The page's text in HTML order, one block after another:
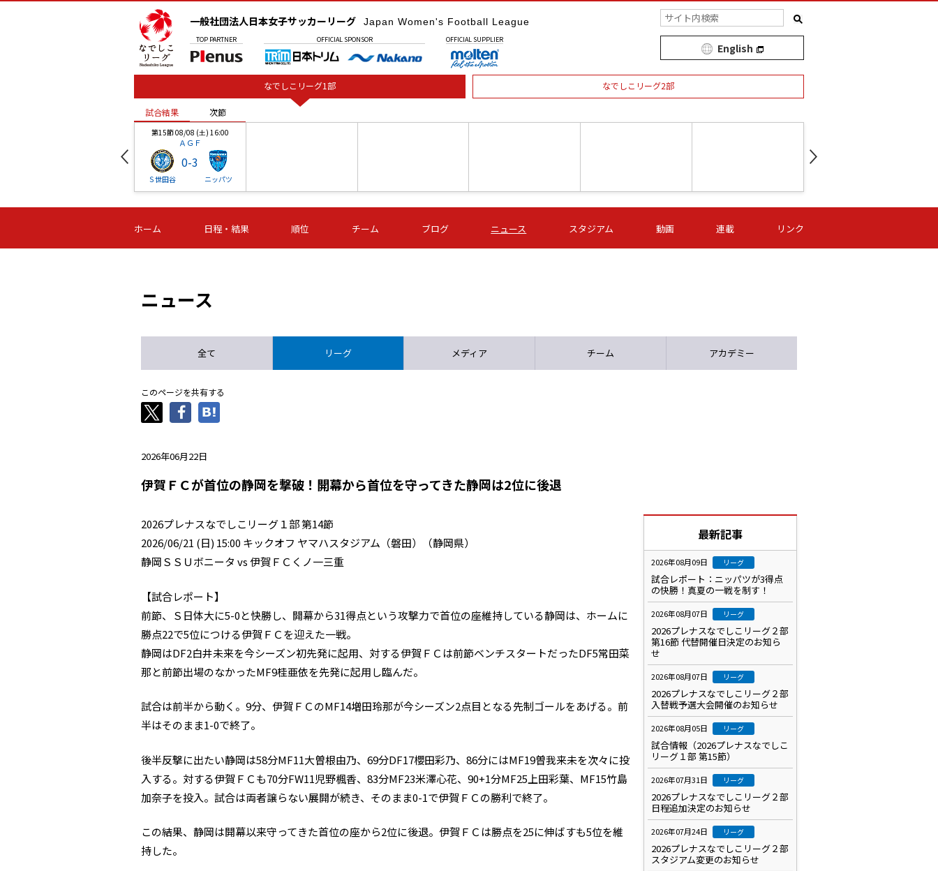
一般社団法人日本女子サッカーリーグ Japan Women's Football League
TOP PARTNER OFFICIAL SPONSOR OFFICIAL SUPPLIER
English
なでしこリーグ1部 なでしこリーグ2部
試合結果 次節
第15節 08/08 (土) 16:00
ＡＧＦ
Ｓ世田谷
0-3
ニッパツ
-
第16節 09/05 (土) 15:00
ニッパツ
-
第16節 09/05 (土) 15:00
石人の星
-
第16節 09/05 (土) 16:00
ＡＧＦ
-
いちご
-
第16節 09/06 (日) 15:00
-
第16節 09/06 (日) 15:00
- -
試合結果 次節
ホーム 日程・結果 順位 チーム ブログ ニュース スタジアム 動画 連載 リンク
ニュース
全て リーグ メディア チーム アカデミー
このページを共有する
2026年06月22日
伊賀ＦＣが首位の静岡を撃破！開幕から首位を守ってきた静岡は2位に後退
2026プレナスなでしこリーグ１部 第14節
2026/06/21 (日) 15:00 キックオフ ヤマハスタジアム（磐田）（静岡県）
静岡ＳＳＵボニータ vs 伊賀ＦＣくノ一三重
【試合レポート】
前節、Ｓ日体大に5-0と快勝し、開幕から31得点という攻撃力で首位の座維持している静岡は、ホームに
勝点22で5位につける伊賀ＦＣを迎えた一戦。
静岡はDF2白井未来を今シーズン初先発に起用、対する伊賀ＦＣは前節ベンチスタートだったDF5常田菜
那と前節出場のなかったMF9桂亜依を先発に起用し臨んだ。
試合は前半から動く。9分、伊賀ＦＣのMF14増田玲那が今シーズン2点目となる先制ゴールをあげる。前
半はそのまま1-0で終了。
後半反撃に出たい静岡は58分MF11大曽根由乃、69分DF17櫻田彩乃、86分にはMF19曽我来未を次々に投
入する。対する伊賀ＦＣも70分FW11児野楓香、83分MF23米澤心花、90+1分MF25上田彩葉、MF15竹島
加奈子を投入。試合は両者譲らない展開が続き、そのまま0-1で伊賀ＦＣの勝利で終了。
この結果、静岡は開幕以来守ってきた首位の座から2位に後退。伊賀ＦＣは勝点を25に伸ばすも5位を維
持した。
最新記事
2026年08月09日 リーグ
試合レポート：ニッパツが3得点
の快勝！真夏の一戦を制す！
2026年08月07日 リーグ
2026プレナスなでしこリーグ２部
第16節 代替開催日決定のお知ら
せ
2026年08月07日 リーグ
2026プレナスなでしこリーグ２部
入替戦予選大会開催のお知らせ
2026年08月05日 リーグ
試合情報（2026プレナスなでしこ
リーグ１部 第15節）
2026年07月31日 リーグ
2026プレナスなでしこリーグ２部
日程追加決定のお知らせ
2026年07月24日 リーグ
2026プレナスなでしこリーグ２部
スタジアム変更のお知らせ